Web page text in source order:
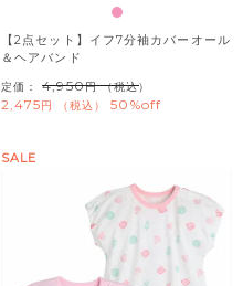
【2点セット】イフ7分袖カバーオール
＆ヘアバンド
定価： 4,950 （税込）
2,475 税込 50%off
SALE